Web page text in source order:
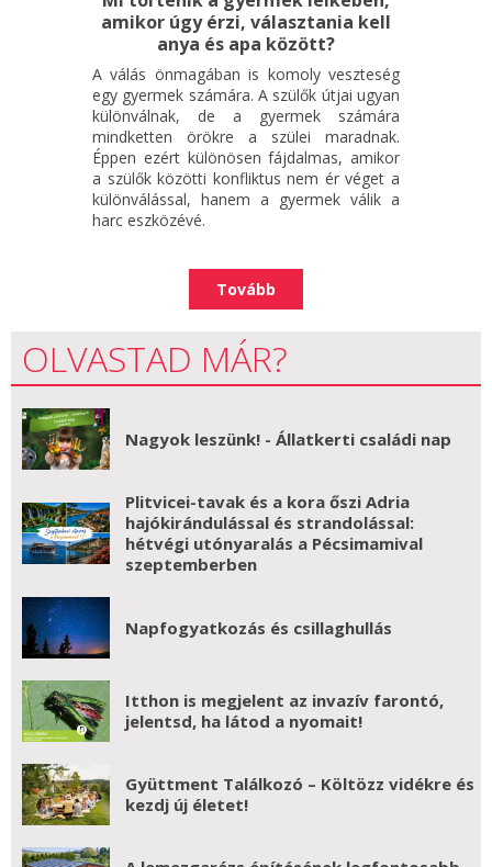
amikor úgy érzi, választania kell
anya és apa között?
A válás önmagában is komoly veszteség
egy gyermek számára. A szülők útjai ugyan
különválnak, de a gyermek számára
mindketten örökre a szülei maradnak.
Éppen ezért különösen fájdalmas, amikor
a szülők közötti konfliktus nem ér véget a
különválással, hanem a gyermek válik a
harc eszközévé.
Tovább
OLVASTAD MÁR?
Nagyok leszünk! - Állatkerti családi nap
Plitvicei-tavak és a kora őszi Adria
hajókirándulással és strandolással:
hétvégi utónyaralás a Pécsimamival
szeptemberben
Napfogyatkozás és csillaghullás
Itthon is megjelent az invazív farontó,
jelentsd, ha látod a nyomait!
Gyüttment Találkozó – Költözz vidékre és
kezdj új életet!